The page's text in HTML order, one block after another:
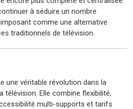
à séduire un nombre
comme une alternative
traditionnels de télévision.
une véritable révolution dans la
télévision. Elle combine flexibilité,
multi-supports et tarifs